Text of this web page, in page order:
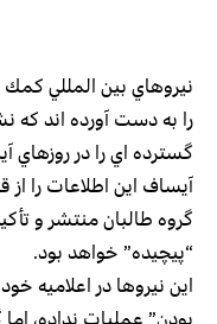
نيروهاي بين المللي
را به دست آورده اند كه
گسترده اي را در روزهاي
آيساف اين اطلاعات را از
گروه طالبان منتشر و
“پيچيده” خواهد بود.
اين نيروها در اعلاميه